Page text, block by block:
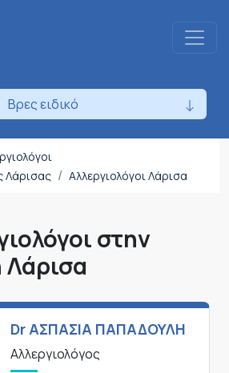
Βρες ειδικό
Λάρισας
Αλλεργιολόγοι Λάρισα
στην
Λάρισα
Dr ΑΣΠΑΣΙΑ ΠΑΠΑΔΟΥΛΗ
Αλλεργιολόγος